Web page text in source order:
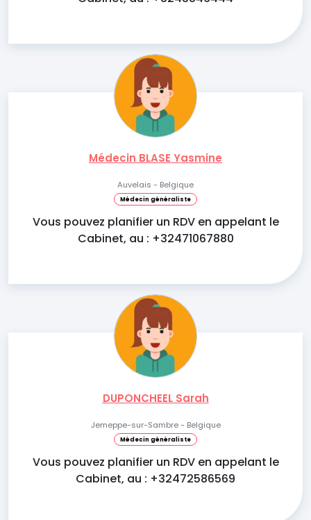
Médecin BLASE Yasmine
Auvelais - Belgique
Médecin généraliste
Vous pouvez planifier un RDV en appelant le
Cabinet, au : +32471067880
DUPONCHEEL Sarah
Jemeppe-sur-Sambre - Belgique
Médecin généraliste
Vous pouvez planifier un RDV en appelant le
Cabinet, au : +32472586569